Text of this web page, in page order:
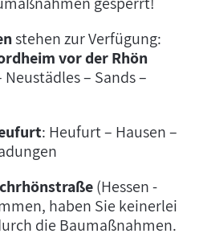
stehen zur Verfügung:
vor der Rhön
– Sands –
: Heufurt – Hausen –
(Hessen -
haben Sie keinerlei
die Baumaßnahmen.